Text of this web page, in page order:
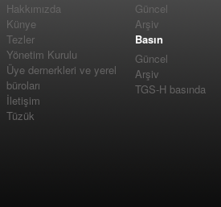
Hakkımızda
Künye
Tezler
Yönetim Kurulu
Üye dernerkleri ve yerel
büroları
İletişim
Tüzük
Güncel
Arşiv
Basın
Güncel
Arşiv
TGS-H basında